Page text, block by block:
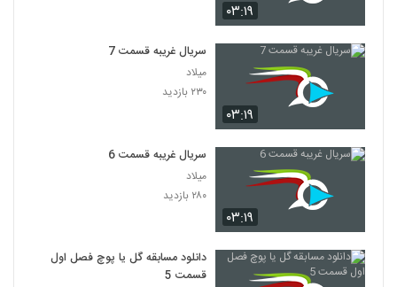
۰۳:۱۹
۰۳:۱۹
سریال غریبه قسمت 7
میلاد
۲۳۰ بازدید
۰۳:۱۹
سریال غریبه قسمت 6
میلاد
۲۸۰ بازدید
دانلود مسابقه گل یا پوچ فصل اول
قسمت 5